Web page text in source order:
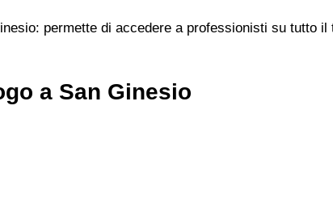
permette di accedere a professionisti su tutto
a San Ginesio